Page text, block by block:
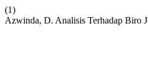
(1)
Azwinda, D. Analisis Terhadap Biro